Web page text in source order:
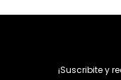
¡Suscribite y